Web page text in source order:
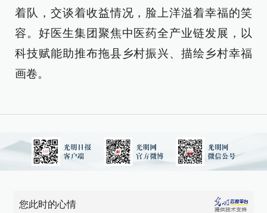
着队，交谈着收益情况，脸上洋溢着幸福的笑
容。好医生集团聚焦中医药全产业链发展，以
科技赋能助推布拖县乡村振兴、描绘乡村幸福
画卷。
您此时的心情